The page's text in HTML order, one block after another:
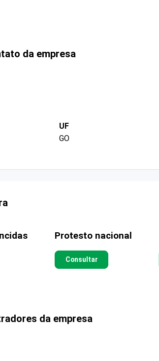
da empresa
UF
GO
Protesto nacional
Consultar
da empresa